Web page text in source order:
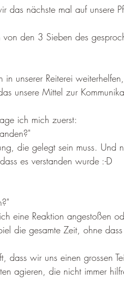
das nächste mal auf unsere
von den 3 Sieben des
in unserer Reiterei
unsere Mittel zur
ich mich zuerst:
die gelegt sein muss. Und
es verstanden wurde :-D
eine Reaktion angestoßen
die gesamte Zeit, ohne
dass wir uns einen grossen
agieren, die nicht immer